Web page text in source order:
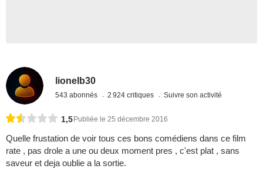
lionelb30
543 abonnés 2 924 critiques Suivre son activité
1,5 Publiée le 25 décembre 2016
Quelle frustation de voir tous ces bons comédiens dans ce film
rate , pas drole a une ou deux moment pres , c'est plat , sans
saveur et deja oublie a la sortie.